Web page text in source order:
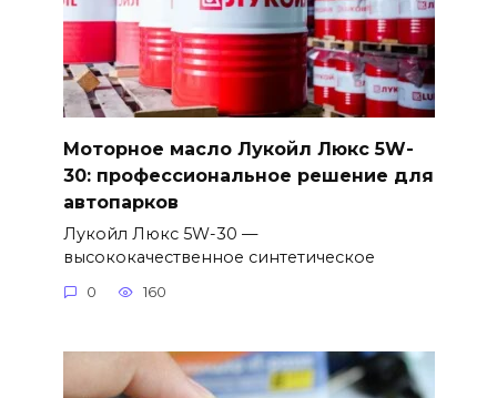
Моторное масло Лукойл Люкс 5W-
30: профессиональное решение для
автопарков
Лукойл Люкс 5W-30 —
высококачественное синтетическое
0 160